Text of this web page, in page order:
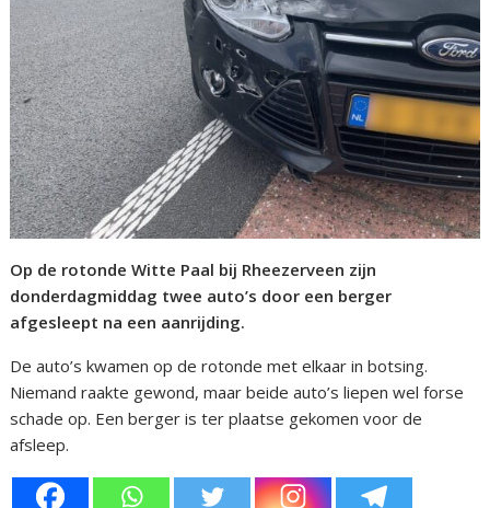
Op de rotonde Witte Paal bij Rheezerveen zijn
donderdagmiddag twee auto’s door een berger
afgesleept na een aanrijding.
De auto’s kwamen op de rotonde met elkaar in botsing.
Niemand raakte gewond, maar beide auto’s liepen wel forse
schade op. Een berger is ter plaatse gekomen voor de
afsleep.